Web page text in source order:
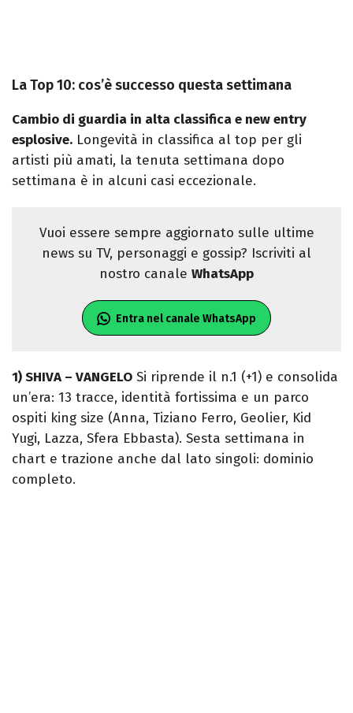
La Top 10: cos’è successo questa settimana
Cambio di guardia in alta classifica e new entry
esplosive. Longevità in classifica al top per gli
artisti più amati, la tenuta settimana dopo
settimana è in alcuni casi eccezionale.
Vuoi essere sempre aggiornato sulle ultime
news su TV, personaggi e gossip? Iscriviti al
nostro canale WhatsApp
Entra nel canale WhatsApp
1) SHIVA – VANGELO Si riprende il n.1 (+1) e consolida
un’era: 13 tracce, identità fortissima e un parco
ospiti king size (Anna, Tiziano Ferro, Geolier, Kid
Yugi, Lazza, Sfera Ebbasta). Sesta settimana in
chart e trazione anche dal lato singoli: dominio
completo.